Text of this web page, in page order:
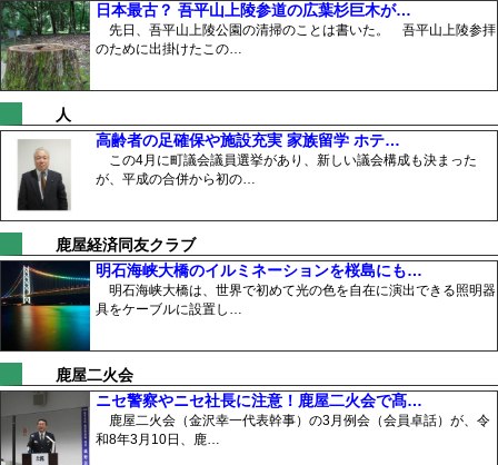
日本最古？ 吾平山上陵参道の広葉杉巨木が…
先日、吾平山上陵公園の清掃のことは書いた。 吾平山上陵参拝
のために出掛けたこの…
人
高齢者の足確保や施設充実 家族留学 ホテ…
この4月に町議会議員選挙があり、新しい議会構成も決まった
が、平成の合併から初の…
鹿屋経済同友クラブ
明石海峡大橋のイルミネーションを桜島にも…
明石海峡大橋は、世界で初めて光の色を自在に演出できる照明器
具をケーブルに設置し…
鹿屋二火会
ニセ警察やニセ社長に注意！鹿屋二火会で髙…
鹿屋二火会（金沢幸一代表幹事）の3月例会（会員卓話）が、令
和8年3月10日、鹿…